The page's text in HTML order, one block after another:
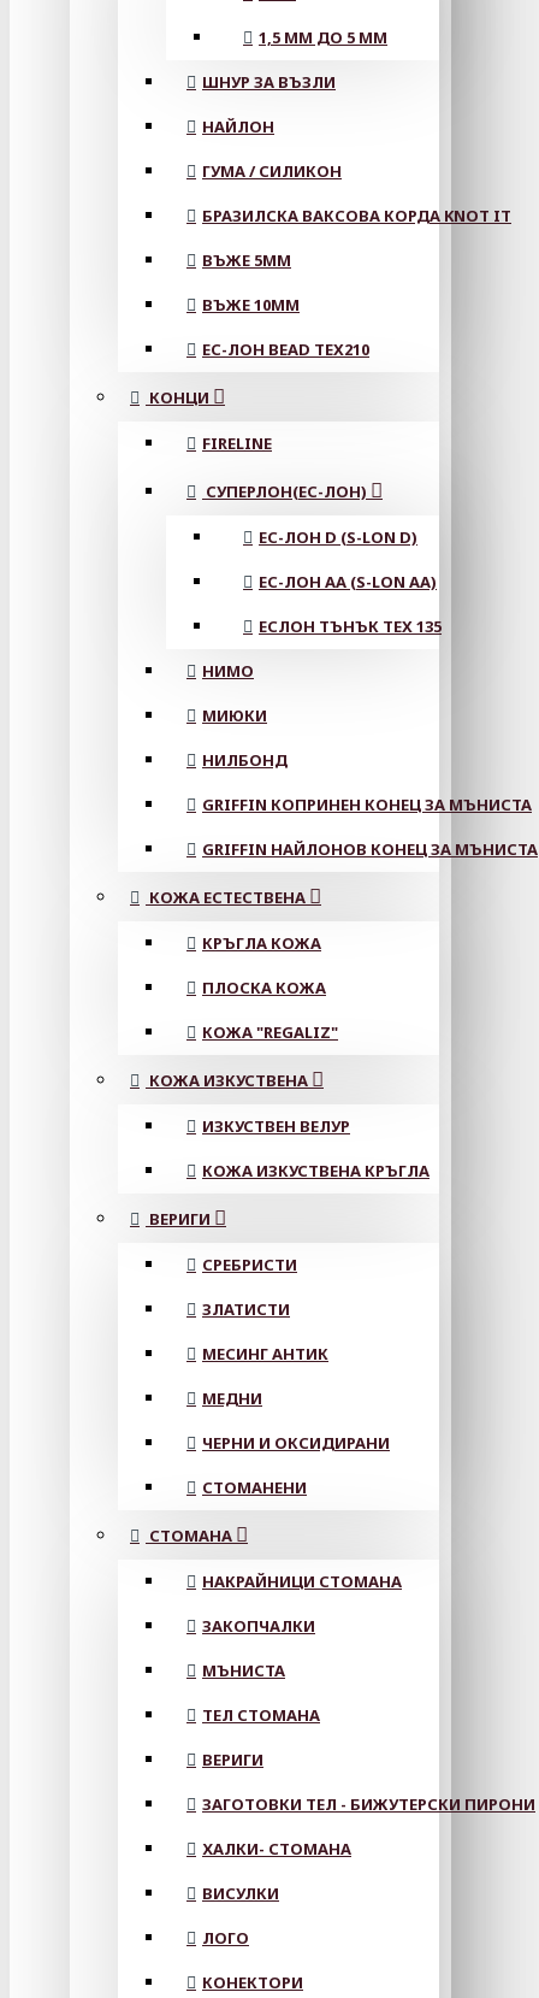
1,5 ММ ДО 5 ММ
ШНУР ЗА ВЪЗЛИ
НАЙЛОН
ГУМА / СИЛИКОН
БРАЗИЛСКА ВАКСОВА КОРДА KNOT IT
ВЪЖЕ 5MM
ВЪЖЕ 10MM
ЕС-ЛОН BEAD TEX210
КОНЦИ
FIRELINE
СУПЕРЛОН(ЕС-ЛОН)
ЕС-ЛОН D (S-LON D)
ЕС-ЛОН АА (S-LON AA)
ЕСЛОН ТЪНЪК TEX 135
НИМО
МИЮКИ
НИЛБОНД
GRIFFIN КОПРИНЕН КОНЕЦ ЗА МЪНИСТА
GRIFFIN НАЙЛОНОВ КОНЕЦ ЗА МЪНИСТА
КОЖА ЕСТЕСТВЕНА
КРЪГЛА КОЖА
ПЛОСКА КОЖА
КОЖА "REGALIZ"
КОЖА ИЗКУСТВЕНА
ИЗКУСТВЕН ВЕЛУР
КОЖА ИЗКУСТВЕНА КРЪГЛА
ВЕРИГИ
СРЕБРИСТИ
ЗЛАТИСТИ
МЕСИНГ АНТИК
МЕДНИ
ЧЕРНИ И ОКСИДИРАНИ
СТОМАНЕНИ
СТОМАНА
НАКРАЙНИЦИ СТОМАНА
ЗАКОПЧАЛКИ
МЪНИСТА
ТЕЛ СТОМАНА
ВЕРИГИ
ЗАГОТОВКИ ТЕЛ - БИЖУТЕРСКИ ПИРОНИ
ХАЛКИ- СТОМАНА
ВИСУЛКИ
ЛОГО
КОНЕКТОРИ